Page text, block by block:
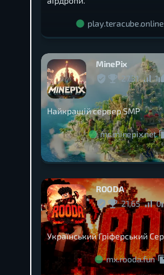
play.teracube.online
MinePix
27,31
1
Найкращій сервер SMP
mc.minepix.net
ROODA
21,65
0
Український Гріферський
mx.rooda.fun